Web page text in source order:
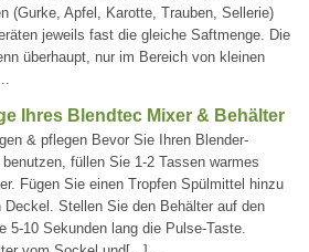
(Gurke, Apfel, Karotte, Trauben, Sellerie)
jeweils fast die gleiche Saftmenge. Die
überhaupt, nur im Bereich von kleinen
Ihres Blendtec Mixer & Behälter
& pflegen Bevor Sie Ihren Blender-
füllen Sie 1-2 Tassen warmes
Fügen Sie einen Tropfen Spülmittel hinzu
Stellen Sie den Behälter auf den
5-10 Sekunden lang die Pulse-Taste.